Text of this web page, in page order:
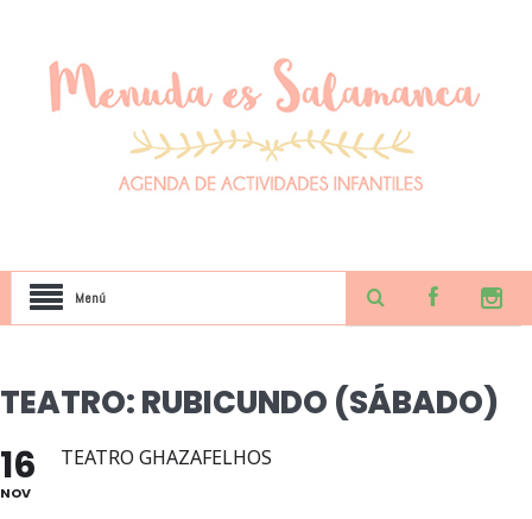
Menú
TEATRO: RUBICUNDO (SÁBADO)
16
NOV
TEATRO GHAZAFELHOS